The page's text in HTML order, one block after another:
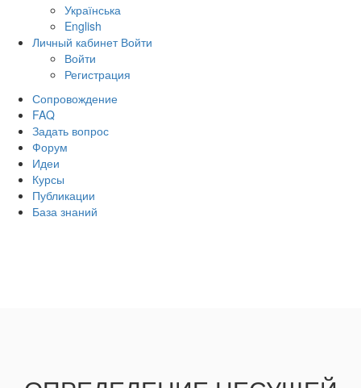
Українська
English
Личный кабинет Войти
Войти
Регистрация
Сопровождение
FAQ
Задать вопрос
Форум
Идеи
Курсы
Публикации
База знаний